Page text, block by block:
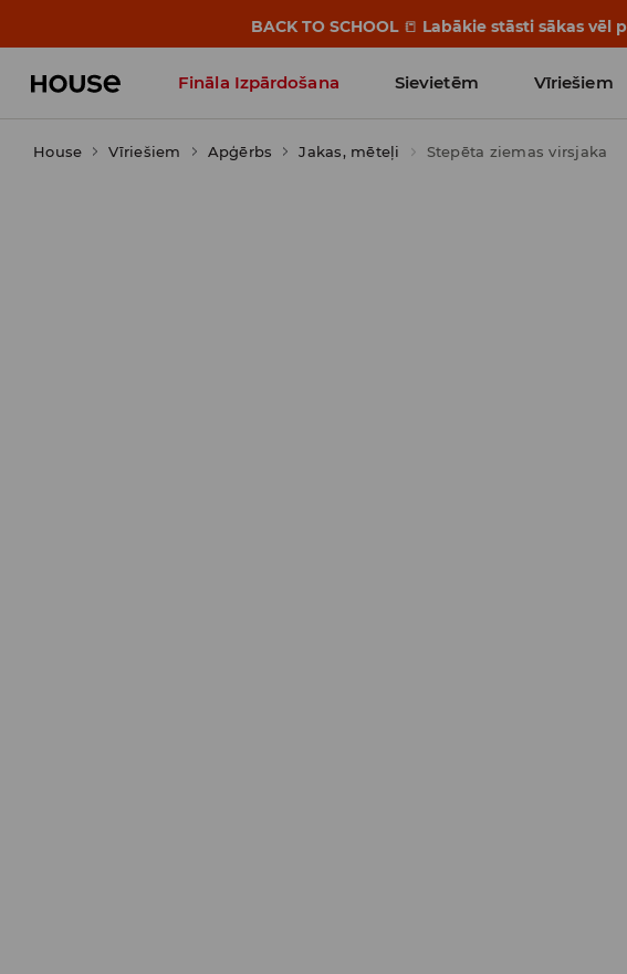
BACK TO SCHOOL 📒 Labākie stāsti sākas vēl
Fināla Izpārdošana Sievietēm Vīriešiem
Influencers' Faves
House Vīriešiem Apģērbs Jakas, mēteļi Stepēta ziemas virsjaka